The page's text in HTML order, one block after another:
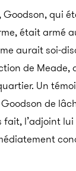
qui
était armé
aurait soi-
de Meade,
Un
de
fait, l’adjoint